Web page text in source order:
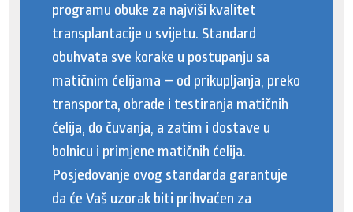
programu obuke za najviši kvalitet
transplantacije u svijetu. Standard
obuhvata sve korake u postupanju sa
matičnim ćelijama – od prikupljanja, preko
transporta, obrade i testiranja matičnih
ćelija, do čuvanja, a zatim i dostave u
bolnicu i primjene matičnih ćelija.
Posjedovanje ovog standarda garantuje
da će Vaš uzorak biti prihvaćen za